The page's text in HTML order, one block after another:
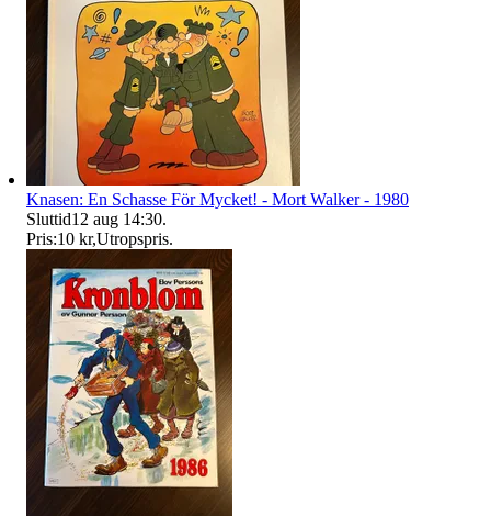
Knasen: En Schasse För Mycket! - Mort Walker - 1980
Sluttid12 aug 14:30.
Pris:10 kr,Utropspris.